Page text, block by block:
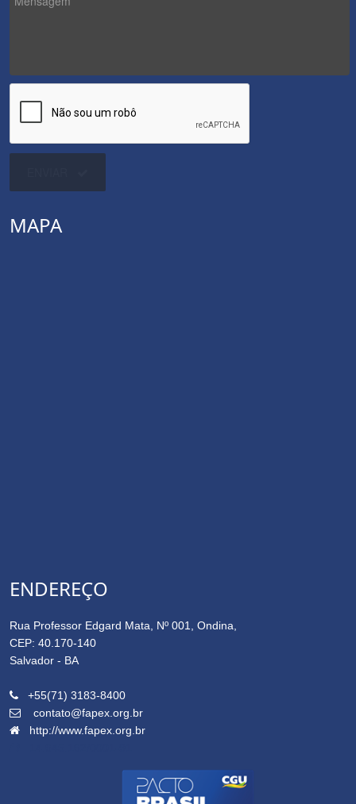
MAPA
ENDEREÇO
Rua Professor Edgard Mata, Nº 001, Ondina,
CEP: 40.170-140
Salvador - BA
+55(71) 3183-8400
contato@fapex.org.br
http://www.fapex.org.br